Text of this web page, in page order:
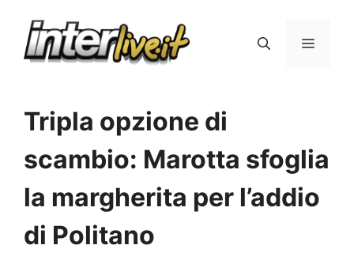
Menu
Tripla opzione di
scambio: Marotta sfoglia
la margherita per l’addio
di Politano